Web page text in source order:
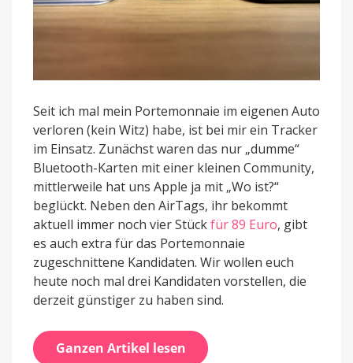
Seit ich mal mein Portemonnaie im eigenen Auto
verloren (kein Witz) habe, ist bei mir ein Tracker
im Einsatz. Zunächst waren das nur „dumme“
Bluetooth-Karten mit einer kleinen Community,
mittlerweile hat uns Apple ja mit „Wo ist?“
beglückt. Neben den AirTags, ihr bekommt
aktuell immer noch vier Stückfür 89 Euro, gibt
es auch extra für das Portemonnaie
zugeschnittene Kandidaten. Wir wollen euch
heute noch mal drei Kandidaten vorstellen, die
derzeit günstiger zu haben sind.
Ganzen Artikel lesen